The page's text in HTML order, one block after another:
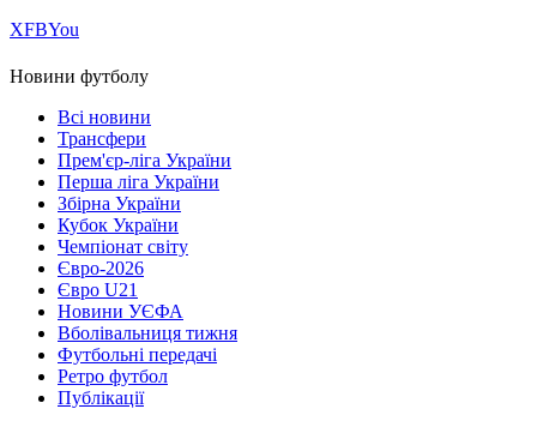
ХFBYou
Новини футболу
Всі новини
Трансфери
Прем'єр-ліга України
Перша ліга України
Збірна України
Кубок України
Чемпіонат світу
Євро-2026
Євро U21
Новини УЄФА
Вболівальниця тижня
Футбольні передачі
Ретро футбол
Публікації